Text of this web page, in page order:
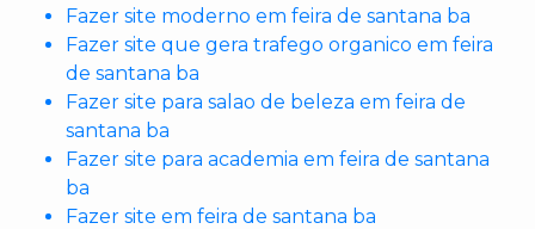
Fazer site moderno em feira de santana ba
Fazer site que gera trafego organico em feira
de santana ba
Fazer site para salao de beleza em feira de
santana ba
Fazer site para academia em feira de santana
ba
Fazer site em feira de santana ba